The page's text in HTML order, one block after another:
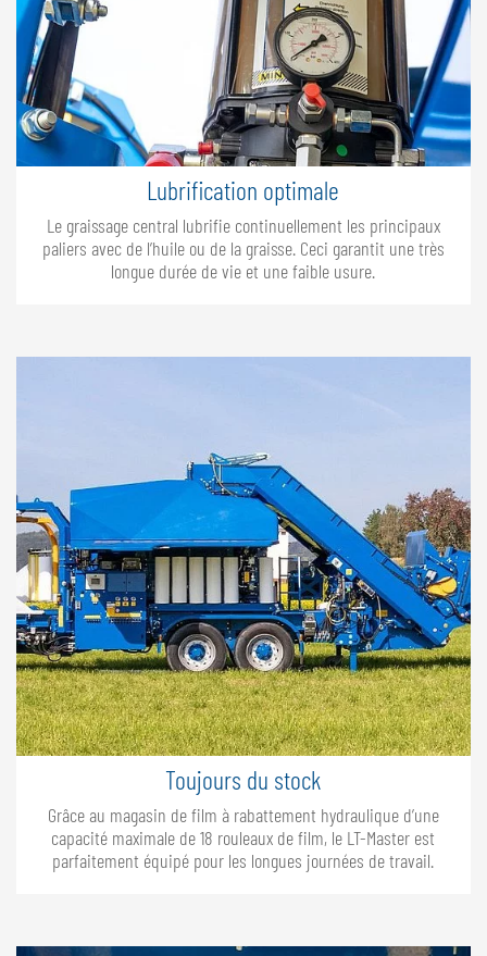
Lubrification optimale
Le graissage central lubrifie continuellement les principaux
paliers avec de l’huile ou de la graisse. Ceci garantit une très
longue durée de vie et une faible usure.
Toujours du stock
Grâce au magasin de film à rabattement hydraulique d’une
capacité maximale de 18 rouleaux de film, le LT-Master est
parfaitement équipé pour les longues journées de travail.